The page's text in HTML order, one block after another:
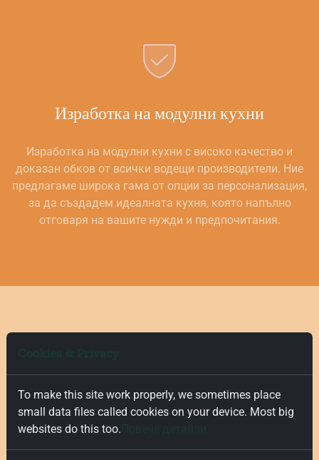
Изработка на модулни кухни
Изработка на модулни кухни с високо качество и
доказан обков от всички водещи производители. Ние
предлагаме широка гама от опции за персонализация,
за да създадем идеалната кухня, която напълно
отговаря на вашите нужди и предпочитания.
Не следвайте тълпата, следвайте
ни вInstagram
To make this site work properly, we sometimes place
small data files called cookies on your device. Most big
websites do this too.